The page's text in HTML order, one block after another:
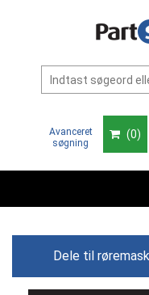
Avanceret
søgning
(0)
Dele til